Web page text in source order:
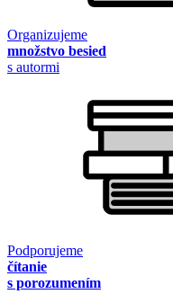
Organizujeme
množstvo besied
s autormi
Podporujeme
čítanie
s porozumením